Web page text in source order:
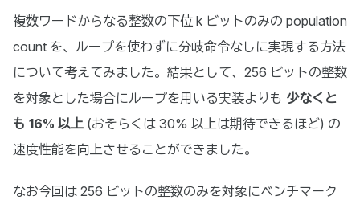
複数ワードからなる整数の下位 k ビットのみの population
count を、ループを使わずに分岐命令なしに実現する方法
について考えてみました。結果として、256 ビットの整数
を対象とした場合にループを用いる実装よりも 少なくと
も 16% 以上 (おそらくは 30% 以上は期待できるほど) の
速度性能を向上させることができました。
なお今回は 256 ビットの整数のみを対象にベンチマーク